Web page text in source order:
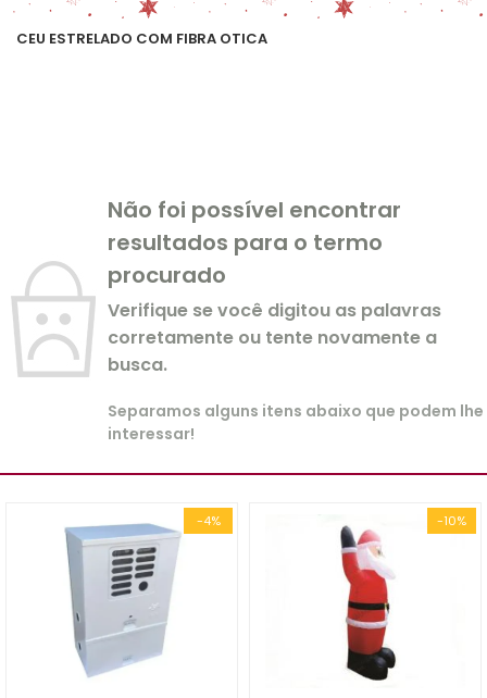
CEU ESTRELADO COM FIBRA OTICA
Não foi possível encontrar
resultados para o termo
procurado
Verifique se você digitou as palavras
corretamente ou tente novamente a
busca.
Separamos alguns itens abaixo que podem lhe
interessar!
-4% -10%